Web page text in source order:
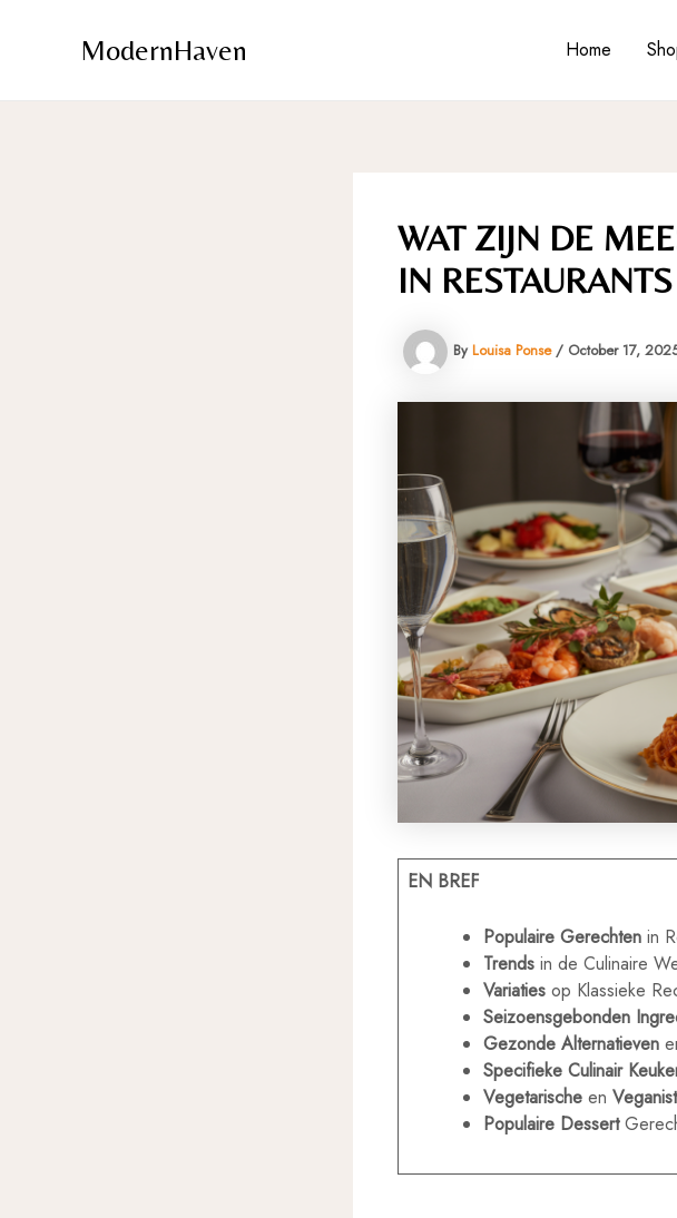
ModernHaven Home
WAT ZIJN DE
IN RESTAURANTS
ByLouisa Ponse/ October 17,
EN BREF
Populaire Gerechten in
Trends in de Culinaire
Variaties op Klassieke
Seizoensgebonden
Gezonde Alternatieven
Specifieke Culinair
Vegetarische en
Populaire Dessert